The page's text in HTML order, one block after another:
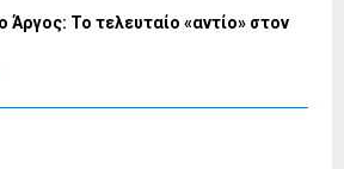
Άργος: Το τελευταίο «αντίο» στον